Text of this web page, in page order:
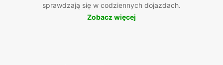
sprawdzają się w codziennych dojazdach.
Zobacz więcej